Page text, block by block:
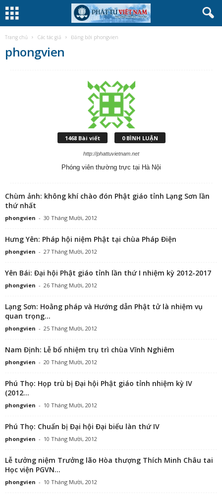
Trang chủ Các tác giả Đăng bởi phongvien
phongvien
1468 Bài viết 0 BÌNH LUẬN
http://phattuvietnam.net
Phóng viên thường trực tại Hà Nội
Chùm ảnh: không khí chào đón Phật giáo tỉnh Lạng Sơn lần
thứ nhất
phongvien - 30 Tháng Mười, 2012
Hưng Yên: Pháp hội niệm Phật tại chùa Pháp Điện
phongvien - 27 Tháng Mười, 2012
Yên Bái: Đại hội Phật giáo tỉnh lần thứ I nhiệm kỳ 2012-2017
phongvien - 26 Tháng Mười, 2012
Lạng Sơn: Hoằng pháp và Hướng dẫn Phật tử là nhiệm vụ
quan trọng...
phongvien - 25 Tháng Mười, 2012
Nam Định: Lễ bổ nhiệm trụ trì chùa Vĩnh Nghiêm
phongvien - 20 Tháng Mười, 2012
Phú Thọ: Họp trù bị Đại hội Phật giáo tỉnh nhiệm kỳ IV
(2012...
phongvien - 10 Tháng Mười, 2012
Phú Thọ: Chuẩn bị Đại hội Đại biểu làn thứ IV
phongvien - 10 Tháng Mười, 2012
Lễ tưởng niệm Trưởng lão Hòa thượng Thích Minh Châu tai
Học viện PGVN...
phongvien - 10 Tháng Mười, 2012